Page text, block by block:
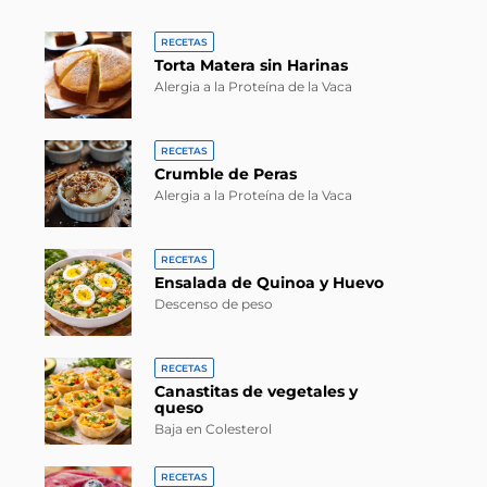
RECETAS
Torta Matera sin Harinas
Alergia a la Proteína de la Vaca
RECETAS
Crumble de Peras
Alergia a la Proteína de la Vaca
RECETAS
Ensalada de Quinoa y Huevo
Descenso de peso
RECETAS
Canastitas de vegetales y
queso
Baja en Colesterol
RECETAS